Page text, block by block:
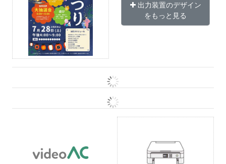
出力装置のデザイン
をもっと見る